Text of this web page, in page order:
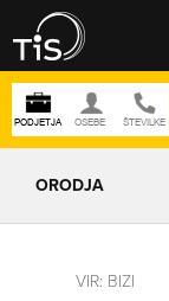
ORODJA
VIR: BIZI